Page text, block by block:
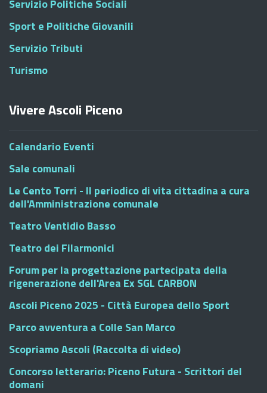
Servizio Politiche Sociali
Sport e Politiche Giovanili
Servizio Tributi
Turismo
Vivere Ascoli Piceno
Calendario Eventi
Sale comunali
Le Cento Torri - Il periodico di vita cittadina a cura
dell'Amministrazione comunale
Teatro Ventidio Basso
Teatro dei Filarmonici
Forum per la progettazione partecipata della
rigenerazione dell'Area Ex SGL CARBON
Ascoli Piceno 2025 - Città Europea dello Sport
Parco avventura a Colle San Marco
Scopriamo Ascoli (Raccolta di video)
Concorso letterario: Piceno Futura - Scrittori del
domani